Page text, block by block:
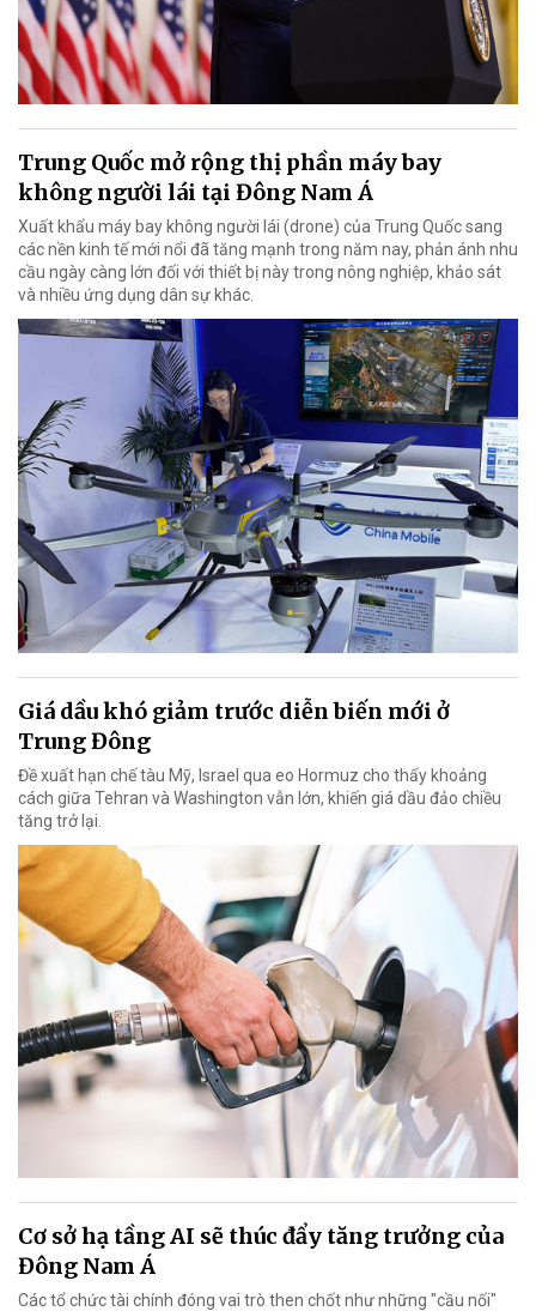
Trung Quốc mở rộng thị phần máy bay
không người lái tại Đông Nam Á
Xuất khẩu máy bay không người lái (drone) của Trung Quốc sang
các nền kinh tế mới nổi đã tăng mạnh trong năm nay, phản ánh nhu
cầu ngày càng lớn đối với thiết bị này trong nông nghiệp, khảo sát
và nhiều ứng dụng dân sự khác.
Giá dầu khó giảm trước diễn biến mới ở
Trung Đông
Đề xuất hạn chế tàu Mỹ, Israel qua eo Hormuz cho thấy khoảng
cách giữa Tehran và Washington vẫn lớn, khiến giá dầu đảo chiều
tăng trở lại.
Cơ sở hạ tầng AI sẽ thúc đẩy tăng trưởng của
Đông Nam Á
Các tổ chức tài chính đóng vai trò then chốt như những "cầu nối"